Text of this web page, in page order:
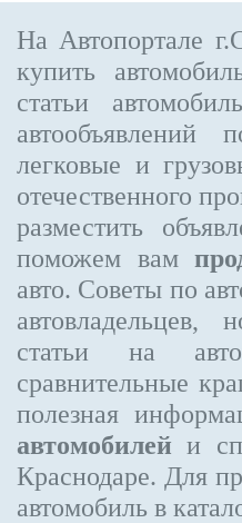
На Автопортале
купить
статьи
легковые и
отечественного
разместить
поможем вам
авто. Советы по
автовладельцев,
статьи на
сравнительные
полезная
автомобилей и
Краснодаре. Для
автомобиль в